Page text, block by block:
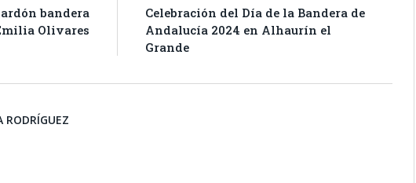
bandera
Olivares
Celebración del Día de la Bandera de
Andalucía 2024 en Alhaurín el
Grande
RODRÍGUEZ